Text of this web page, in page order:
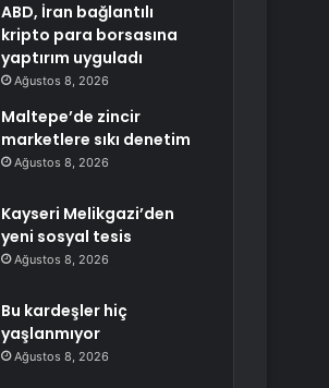
ABD, İran bağlantılı
kripto para borsasına
yaptırım uyguladı
Ağustos 8, 2026
Maltepe’de zincir
marketlere sıkı denetim
Ağustos 8, 2026
Kayseri Melikgazi’den
yeni sosyal tesis
Ağustos 8, 2026
Bu kardeşler hiç
yaşlanmıyor
Ağustos 8, 2026